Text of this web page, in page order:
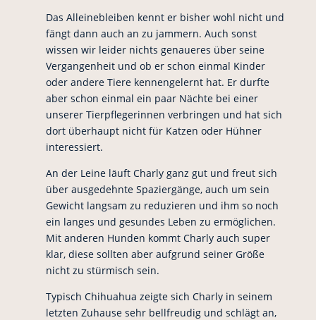
Das Alleinebleiben kennt er bisher wohl nicht und
fängt dann auch an zu jammern. Auch sonst
wissen wir leider nichts genaueres über seine
Vergangenheit und ob er schon einmal Kinder
oder andere Tiere kennengelernt hat. Er durfte
aber schon einmal ein paar Nächte bei einer
unserer Tierpflegerinnen verbringen und hat sich
dort überhaupt nicht für Katzen oder Hühner
interessiert.
An der Leine läuft Charly ganz gut und freut sich
über ausgedehnte Spaziergänge, auch um sein
Gewicht langsam zu reduzieren und ihm so noch
ein langes und gesundes Leben zu ermöglichen.
Mit anderen Hunden kommt Charly auch super
klar, diese sollten aber aufgrund seiner Größe
nicht zu stürmisch sein.
Typisch Chihuahua zeigte sich Charly in seinem
letzten Zuhause sehr bellfreudig und schlägt an,